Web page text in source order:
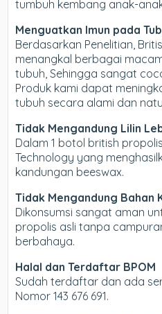
tumbuh kembang anak-
Menguatkan Imun pada
Berdasarkan Penelitian,
menangkal berbagai
tubuh, Sehingga sangat
Produk kami dapat
tubuh secara alami dan
Tidak Mengandung Lilin
Dalam 1 botol british
Technology yang
kandungan beeswax.
Tidak Mengandung Bahan
Dikonsumsi sangat aman
propolis asli tanpa
berbahaya.
Halal dan Terdaftar BPOM
Sudah terdaftar dan ada
Nomor 143 676 691.